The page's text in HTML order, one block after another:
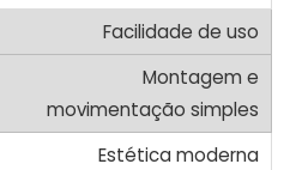
Facilidade de uso
Montagem e
movimentação simples
Estética moderna